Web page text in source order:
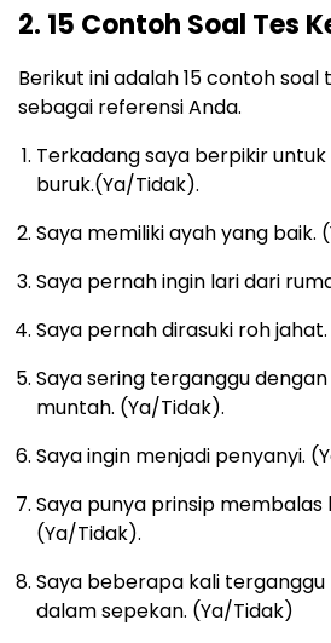
2. 15 Contoh Soal Tes
Berikut ini adalah 15 contoh soal
sebagai referensi Anda.
Terkadang saya berpikir
buruk.(Ya/Tidak).
Saya memiliki ayah yang baik.
Saya pernah ingin lari dari
Saya pernah dirasuki roh
Saya sering terganggu
muntah. (Ya/Tidak).
Saya ingin menjadi penyanyi.
Saya punya prinsip membalas
(Ya/Tidak).
Saya beberapa kali
dalam sepekan. (Ya/Tidak)